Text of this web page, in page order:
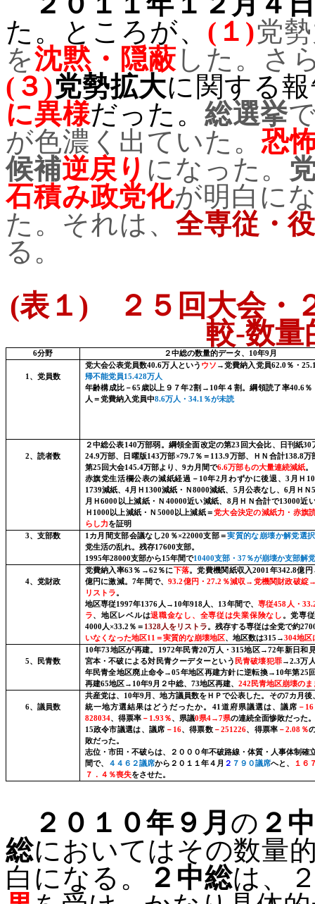
た。ところが、 ( １ )党
を沈黙・隠蔽 した。さ
( ３ )党勢拡大に関する
に異様だった。 総選挙
が色濃く出ていた。 恐
候補逆戻り になった。
石積み政党化が明白に
た。それは、全専従・
る。
(表１ ) ２５回大会・
較-数量
6分野 ２中総の数量的データ、 10年9 月
1 、党員数
党大会公表党員数40.6万人という ウソ →党費納入党員62.0 ％・
帰不能党員15.428万人
年齢構成比－65 歳以上９７年2割→ 10年４割。綱領読了率40.6％
人＝党費納入党員中8.6万人・ 34.1 ％が未読
2、読者数
２中総公表140万部弱。綱領全面改定の第23 回大会比、日刊紙30
24.9万部、日曜版143万部×79.7％＝ 113.9万部、ＨＮ合計138.8万
第25 回大会145.4万部より、 9カ月間で6.6万部もの大量連続減紙。
赤旗党生活欄公表の減紙経過 － 10年2 月わずかに後退、3 月Ｈ
1739減紙、 4月Ｈ 1300減紙・Ｎ8000減紙、 5 月公表なし、 6月ＨＮ
月Ｈ6000 以上減紙・Ｎ 40000近い減紙、 8月ＨＮ合計で13000近
Ｈ 1000 以上減紙・Ｎ 5000 以上減紙＝党大会決定の減紙力・赤旗
らし力を証明
3、支部数 1 カ月間支部会議なし20 ％×22000支部＝実質的な崩壊か解党選択
党生活の乱れ。残存17600支部。
1995年28000支部から15年間で10400支部・ 37％が崩壊か支部解
4、党財政
党費納入率63 ％→62 ％に下落。党費機関紙収入2001 年342.8億
億円に激減。7年間で、93.2億円・27.2 ％減収→党機関財政破綻
リストラ。
地区専従1997年1376 人→ 10年918人、 13年間で、専従458 人・
ラ、地区レベルは退職金なし、全専従は失業保険なし 。党専
4000 人×33.2 ％＝ 1328人をリストラ。残存する専従は全党で約
いなくなった地区11 ＝実質的な崩壊地区、地区数は315 →304地区
5、民青数
10年73地区が再建。 1972年民青20万人・315地区→72年新日和
宮本・不破による対民青クーデターという 民青破壊犯罪→2.3万
年民青全地区廃止命令→05年地区再建方針に逆転換→ 10年第25
再建65地区→ 10年9 月２中総、 73地区再建、 242 民青地区崩壊のま
6、議員数
共産党は、 10年9 月 、地方議員数をＨＰで公表した。その7カ月後
統一地方選結果はどうだったか。 41 道府県議選は、議席 － 16
828034、得票率－ 1.93 ％、県議0県4→7県の連続全面惨敗だった。
15政令市議選は、議席 － 16、得票数－251226、得票率 －2.08 ％
敗だった。
志位・市田・不破らは、
２０００年不破路線・体質・人事体制確
間で、 ４４６２議席から２０１１年４月 ２ ７９０議席へと、
１６
７．４％喪失をさせた。
２０１０年９月 の ２
総においてはその数量
白になる。
２中総は、